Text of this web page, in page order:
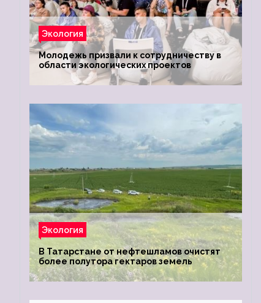
Экология
Молодежь призвали к сотрудничеству в
области экологических проектов
Экология
В Татарстане от нефтешламов очистят
более полутора гектаров земель